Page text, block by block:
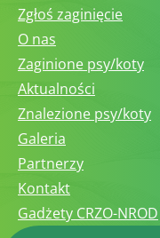
Zgłoś zaginięcie
O nas
Zaginione psy/koty
Aktualności
Znalezione psy/koty
Galeria
Partnerzy
Kontakt
Gadżety CRZO-NROD